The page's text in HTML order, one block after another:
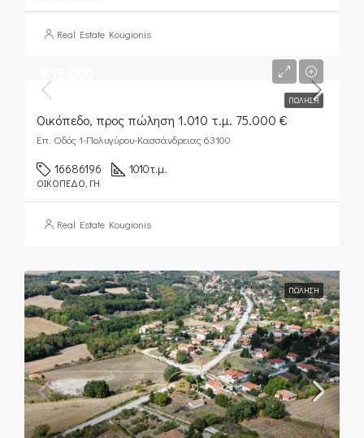
Real Estate Kougionis
ΠΏΛΗΣΗ
Οικόπεδο, προς πώληση 1.010 τ.μ. 75.000 €
Επ. Οδός 1-Πολυγύρου-Κασσάνδρειας 63100
16686196 1010τ.μ.
ΟΙΚΌΠΕΔΟ, ΓΗ
Real Estate Kougionis
ΠΏΛΗΣΗ